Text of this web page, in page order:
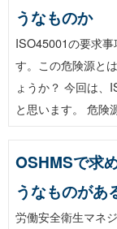
うなものか
ISO45001の要求
す。この危険源と
ょうか？ 今回は
と思います。 危
OSHMSで求
うなものがあ
労働安全衛生マネ